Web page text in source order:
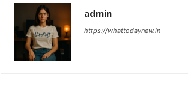
admin
https://whattodaynew.in